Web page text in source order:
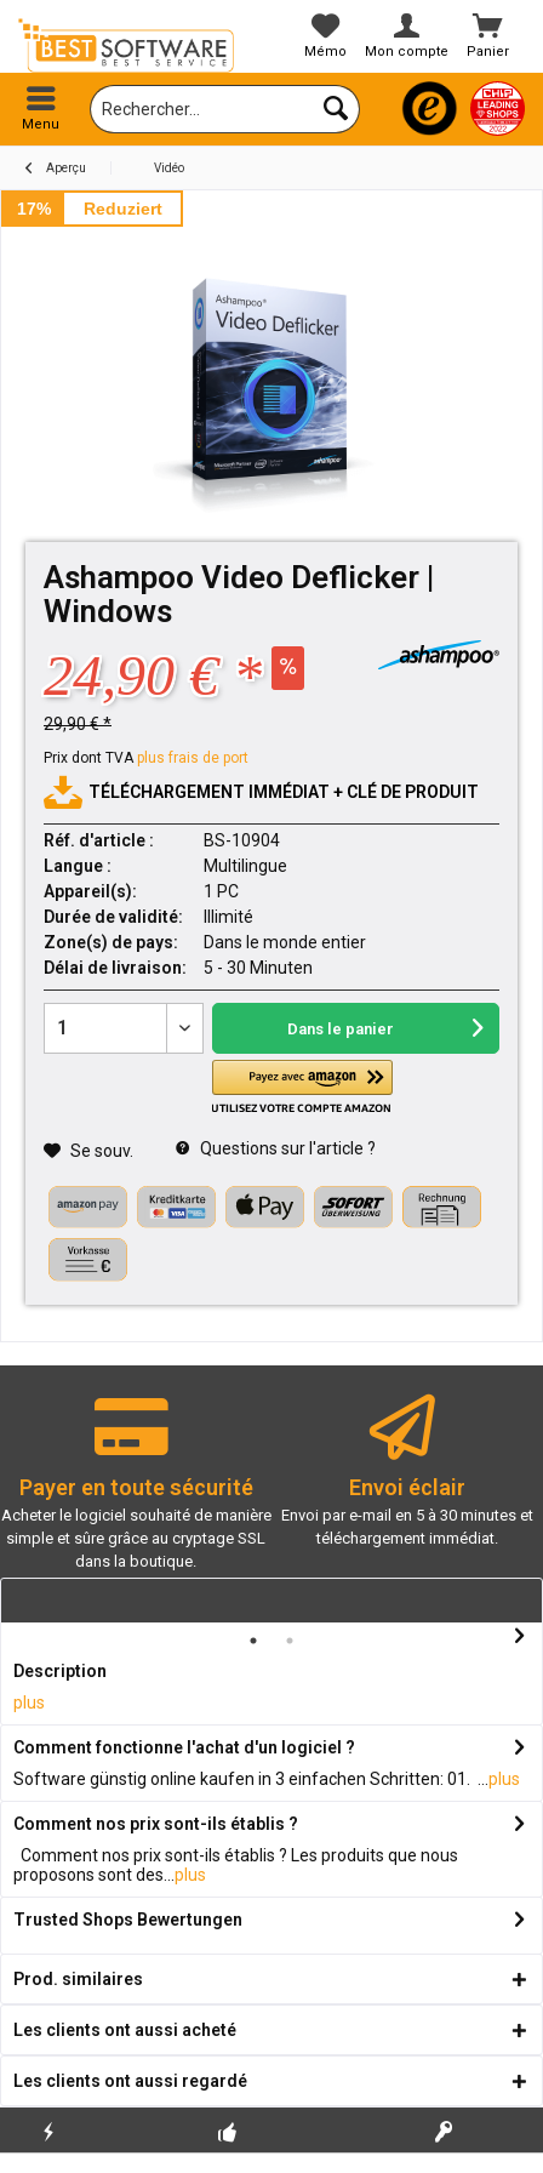
Panier
Mémo Mon compte
Menu
Aperçu Vidéo
17% Reduziert
Ashampoo Video Deflicker |
Windows
24,90 € *
29,90 € *
Prix dont TVAplus frais de port
TÉLÉCHARGEMENT IMMÉDIAT + CLÉ DE PRODUIT
Réf. d'article :
BS-10904
Langue :
Multilingue
Appareil(s):
1 PC
Durée de validité:
Illimité
Zone(s) de pays:
Dans le monde entier
Délai de livraison:
5 - 30 Minuten
Dans le panier
Se souv. Questions sur l'article ?
Payer en toute sécurité
Acheter le logiciel souhaité de manière
simple et sûre grâce au cryptage SSL
dans la boutique.
Envoi éclair
Envoi par e-mail en 5 à 30 minutes et
téléchargement immédiat.
Description
plus
Comment fonctionne l'achat d'un logiciel ?
Software günstig online kaufen in 3 einfachen Schritten: 01. ... plus
Comment nos prix sont-ils établis ?
Comment nos prix sont-ils établis ? Les produits que nous
proposons sont des... plus
Trusted Shops Bewertungen
Prod. similaires
Les clients ont aussi acheté
Les clients ont aussi regardé